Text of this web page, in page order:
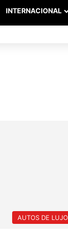
INTERNACIONAL
AUTOS DE LUJO